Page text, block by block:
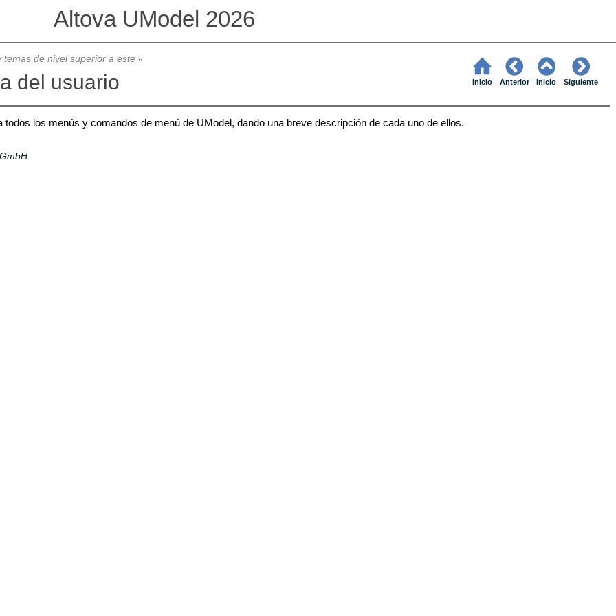
Altova UModel 2026
temas de nivel superior a este «
del usuario Inicio Anterior Inicio Siguiente
todos los menús y comandos de menú de UModel, dando una breve descripción de cada uno de ellos.